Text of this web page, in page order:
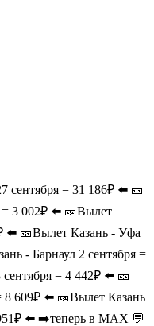
сентября = 31 186₽ ⬅️ 🎫
= 3 002₽ ⬅️ 🎫Вылет
⬅️ 🎫Вылет Казань - Уфа
- Барнаул 2 сентября =
= 4 442₽ ⬅️ 🎫
8 609₽ ⬅️ 🎫Вылет Казань
⬅️ ➡️теперь в MAX 💬